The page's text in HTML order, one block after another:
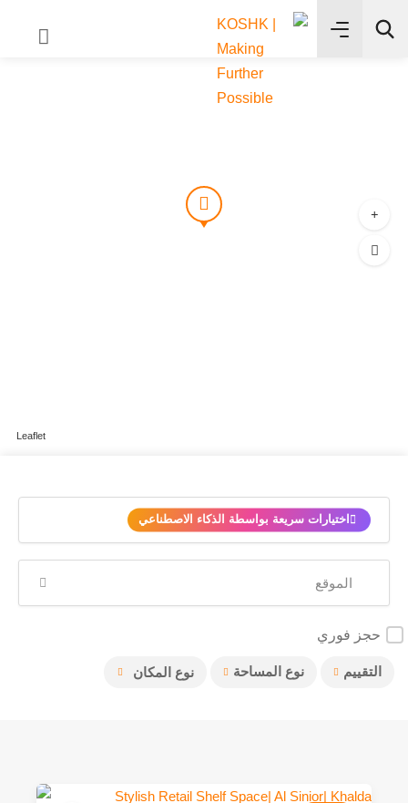
✨ اختيارات سريعة بواسطة الذكاء الاصطناعي
حجز فوري
نوع المكان التقييم نوع المساحة
Leaflet